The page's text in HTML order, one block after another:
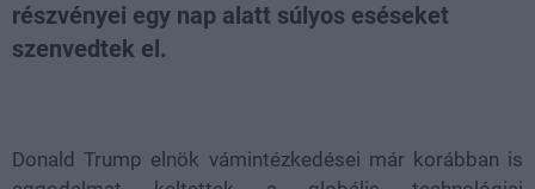
részvényei egy nap alatt súlyos eséseket
szenvedtek el.
Donald Trump elnök vámintézkedései már korábban is